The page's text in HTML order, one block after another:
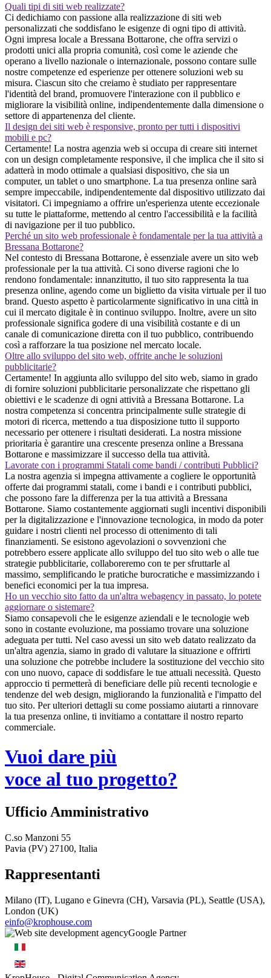
Quali tipi di siti web realizzate?
Ci dedichiamo con passione alla realizzazione di siti web
personalizzati che soddisfano le esigenze di ogni tipo di attività.
Ogni impresa locale a Bressana Bottarone, che offra servizi o
prodotti unici alla propria comunità, così come le aziende che
operano a livello nazionale o internazionale, possono contare sulle
nostre competenze ed esperienze per ottenere soluzioni web su
misura. Ciascun sito che creiamo è studiato per rappresentare
l'identità del brand, promuovere l'interazione con il pubblico e
migliorare la visibilità online, indipendentemente dalla dimensione o
settore di appartenenza del cliente.
Il design dei siti web è responsive, pronto per tutti i dispositivi
mobili e pc?
Certamente! La nostra agenzia web si occupa di creare siti internet
con un design completamente responsive, il che implica che il sito si
adatterà in modo ottimale a qualsiasi dispositivo, che sia un
computer, un tablet o uno smartphone. La tua presenza online sarà
sempre impeccabile, indipendentemente dal dispositivo utilizzato dai
visitatori. Ci impegniamo a offrire un'esperienza utente eccezionale
su tutte le piattaforme, mettendo al centro l'accessibilità e la facilità
di navigazione per il tuo pubblico.
Perché un sito web professionale è fondamentale per la tua attività a
Bressana Bottarone?
Nel contesto di Bressana Bottarone, è essenziale avere un sito web
professionale per la tua attività. Ci sono diverse ragioni che lo
rendono fondamentale: innanzitutto, il tuo sito rappresenta la tua
presenza online, agendo come un biglietto da visita virtuale per il tuo
brand. Questo aspetto è particolarmente significativo in una città in
cui il mercato digitale è in continuo sviluppo. Inoltre, avere un sito
professionale significa godere di una visibilità costante e di un
canale di comunicazione diretta con il tuo pubblico, contribuendo
così a rafforzare la tua posizione nel mercato locale.
Oltre allo sviluppo del sito web, offrite anche le soluzioni
pubblicitarie?
Certamente! In aggiunta allo sviluppo del sito web, siamo in grado
di fornire soluzioni pubblicitarie personalizzate che rispettano gli
obiettivi e le scadenze di ogni attività a Bressana Bottarone. La
nostra competenza si concentra principalmente sulle strategie di
motori di ricerca, mettendo a tua disposizione tutto il supporto
necessario per ottenere i risultati desiderati. La nostra missione
prioritaria è garantire una crescente presenza online a Bressana
Bottarone e massimizzare il successo della tua attività.
Lavorate con i programmi Statali come bandi / contributi Pubblici?
La nostra agenzia si impegna attivamente a cogliere le opportunità
offerte dai programmi statali, come i bandi e i contributi pubblici,
che possono fare la differenza per la tua attività a Bressana
Bottarone. Siamo costantemente aggiornati sugli incentivi disponibili
per la digitalizzazione e l'innovazione tecnologica, in modo da poter
guidare i nostri clienti nel processo di ottenimento di tali
finanziamenti. Se esistono agevolazioni o sovvenzioni che
potrebbero essere applicate allo sviluppo del tuo sito web o alle tue
strategie pubblicitarie, collaboreremo con te per sfruttarle al
massimo, semplificando le pratiche burocratiche e massimizzando i
benefici economici per la tua impresa.
Ho un vecchio sito fatto da un'altra webagency in passato, lo potete
aggiornare o sistemare?
Siamo consapevoli che le esigenze aziendali e le tecnologie web
sono in costante evoluzione, ma possiamo trovare una soluzione
adeguata per tutti. Nel caso avessi un sito web datato realizzato da
un'altra agenzia, siamo in grado di valutare la situazione e offrirti
una soluzione che potrebbe includere la sostituzione del vecchio sito
con uno nuovo, capace di soddisfare le tue attuali necessità. Questo
approccio ti permetterà di beneficiare delle più recenti tecnologie e
tendenze del web design, migliorando la funzionalità e l'impatto del
tuo sito. Per ulteriori dettagli su come possiamo aiutarti a rinnovare
la tua presenza online, ti invitiamo a contattare il nostro reparto
commerciale.
Vuoi dare più
voce al tuo progetto?
Ufficio Amministrativo
C.so Manzoni 55
Pavia (PV) 27100, Italia
Rappresentanti
Milano (IT), Lugano e Ginevra (CH), Varsavia (PL), Seattle (USA),
London (UK)
einfo@krophouse.com